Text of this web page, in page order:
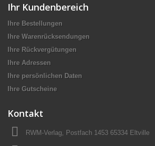
Ihr Kundenbereich
Ihre Bestellungen
Ihre Warenrücksendungen
Ihre Rückvergütungen
Ihre Adressen
Ihre persönlichen Daten
Ihre Gutscheine
Kontakt
RWM-Verlag, Postfach 1453 65334 Eltville